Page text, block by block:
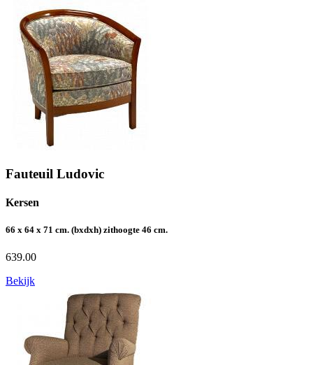
Fauteuil Ludovic
Kersen
66 x 64 x 71 cm. (bxdxh) zithoogte 46 cm.
639.00
Bekijk